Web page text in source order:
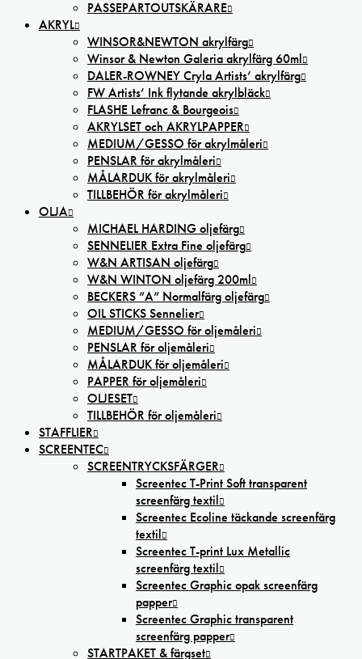
PASSEPARTOUTSKÄRARE
AKRYL
WINSOR&NEWTON akrylfärg
Winsor & Newton Galeria akrylfärg 60ml
DALER-ROWNEY Cryla Artists’ akrylfärg
FW Artists’ Ink flytande akrylbläck
FLASHE Lefranc & Bourgeois
AKRYLSET och AKRYLPAPPER
MEDIUM/GESSO för akrylmåleri
PENSLAR för akrylmåleri
MÅLARDUK för akrylmåleri
TILLBEHÖR för akrylmåleri
OLJA
MICHAEL HARDING oljefärg
SENNELIER Extra Fine oljefärg
W&N ARTISAN oljefärg
W&N WINTON oljefärg 200ml
BECKERS ”A” Normalfärg oljefärg
OIL STICKS Sennelier
MEDIUM/GESSO för oljemåleri
PENSLAR för oljemåleri
MÅLARDUK för oljemåleri
PAPPER för oljemåleri
OLJESET
TILLBEHÖR för oljemåleri
STAFFLIER
SCREENTEC
SCREENTRYCKSFÄRGER
Screentec T-Print Soft transparent
screenfärg textil
Screentec Ecoline täckande screenfärg
textil
Screentec T-print Lux Metallic
screenfärg textil
Screentec Graphic opak screenfärg
papper
Screentec Graphic transparent
screenfärg papper
STARTPAKET & färgset